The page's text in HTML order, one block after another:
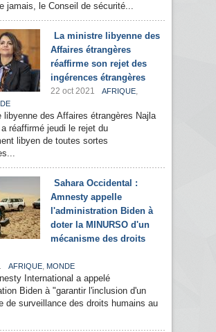
jamais, le Conseil de sécurité...
La ministre libyenne des
Affaires étrangères
réaffirme son rejet des
ingérences étrangères
22 oct 2021 AFRIQUE,
libyenne des Affaires étrangères Najla
a réaffirmé jeudi le rejet du
libyen de toutes sortes
Sahara Occidental :
Amnesty appelle
l'administration Biden à
doter la MINURSO d'un
mécanisme des droits
AFRIQUE, MONDE
International a appelé
Biden à "garantir l'inclusion d'un
de surveillance des droits humains au